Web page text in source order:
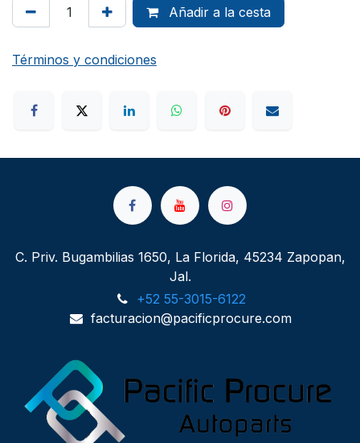
Añadir a la cesta
Términos y condiciones
C. Priv. Bugambilias 1650, La Florida, 45234 Zapopan,
Jal.
+52 55-3015-6122
facturacion@pacificprocure.com